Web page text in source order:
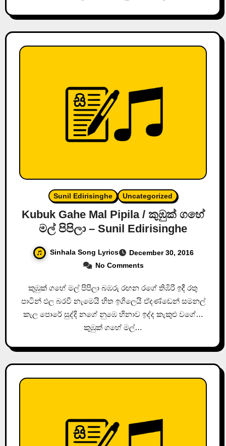
Sunil Edirisinghe Uncategorized
Kubuk Gahe Mal Pipila / කුඹුක් ගහේ
මල් පිපිලා – Sunil Edirisinghe
Sinhala Song Lyrics
December 30, 2016
No Comments
කුඹුක් ගහේ මල් පිපිලා බඹරු රඟන රගේ තිඹිරි ඉදී රතු
පාටින් ඵල බරවී නැමෙයි හිත ඉගිලෙයි ඒදණ්ඩෙන් සමනල්
කැල පොරේ සුද්දි නගේ නුඹෙ හිනාව ඉද්ද කැකුළු වගේ…
කුඹුක් ගහේ මල්…